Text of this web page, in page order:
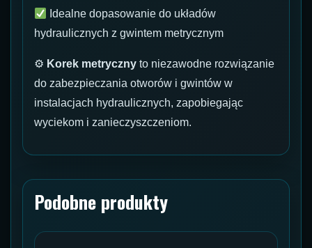
Idealne dopasowanie do układów
hydraulicznych z gwintem metrycznym
⚙ Korek metryczny to niezawodne rozwiązanie
do zabezpieczania otworów i gwintów w
instalacjach hydraulicznych, zapobiegając
wyciekom i zanieczyszczeniom.
Podobne produkty